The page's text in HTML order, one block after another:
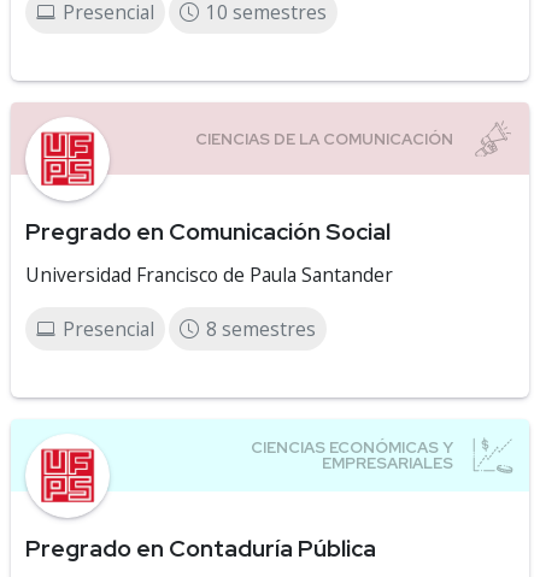
Presencial 10 semestres
Pregrado en Comunicación Social
Universidad Francisco de Paula Santander
Presencial 8 semestres
Pregrado en Contaduría Pública